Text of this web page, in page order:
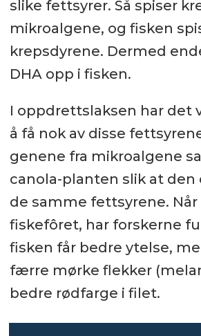
slike fettsyrer. Så spiser
mikroalgene, og fisken
krepsdyrene. Dermed
DHA opp i fisken.
I oppdrettslaksen har det
å få nok av disse
genene fra mikroalgene
canola-planten slik at den
de samme fettsyrene.
fiskefôret, har forskerne
fisken får bedre ytelse,
færre mørke flekker
bedre rødfarge i filet.